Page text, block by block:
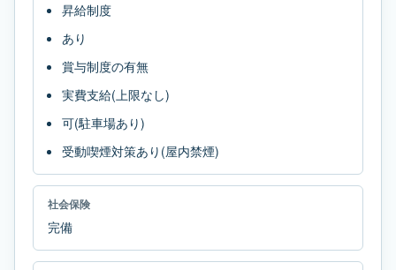
昇給制度
あり
賞与制度の有無
実費支給(上限なし)
可(駐車場あり)
受動喫煙対策あり(屋内禁煙)
社会保険
完備